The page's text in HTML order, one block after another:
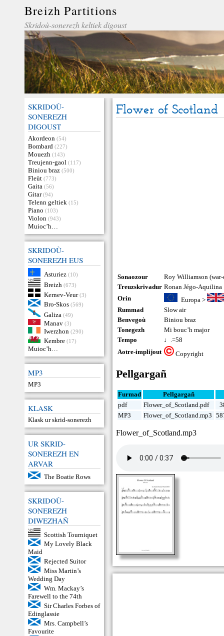
Breizh Partitions
Skridoù-sonerezh keltiek digoust
SKRIDOÙ-
SONEREZH
DIGOUST
Akordeon (54)
Bombard (227)
Mouezh (143)
Treujenn-gaol (117)
Biniou braz (500)
Fleüt (773)
Gaita (56)
Gitar (94)
Telenn geltiek (15)
Piano (103)
Violon (943)
Muioc’h…
SKRIDOÙ-
SONEREZH EUS
Asturiez (10)
Breizh (673)
Kernev-Veur (3)
Bro-Skos (569)
Galiza (49)
Manav (3)
Iwerzhon (290)
Kembre (17)
Muioc’h…
MP3
MP3
KLASK
Klask ur skrid-sonerezh
UR SKRID-
SONEREZH EN
ARVAR
The Boatie Rows
SKRIDOÙ-
SONEREZH
DIWEZHAÑ
Scottish Tourniquet
My Lovely Black
Maid
Rejected Suitor
Miss Martin’s
Wedding Day
Wm. Mackay’s
Farewell to the 74th
Sir Charles Forbes of
Edinglassie
Mrs. Campbell’s
Favourite
Flower of Scotland
Sonaozour
Roy Williamson
Treuzskrivadur Ronan Jégo-Aquilina
Orin
Europa>
Rummad
Slow air
Benvegoù
Biniou braz
Tonegezh
Mi bouc’h major
Tempo
♩.=58
Aotre-implijout
Copyright
Pellgargañ
Furmad
Pellgargañ
pdf
Flower_of_Scotland.pdf
MP3
Flower_of_Scotland.mp3
Flower_of_Scotland.mp3